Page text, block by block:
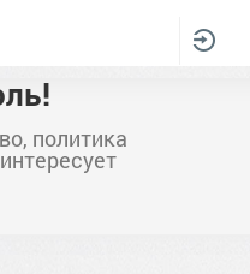
политика